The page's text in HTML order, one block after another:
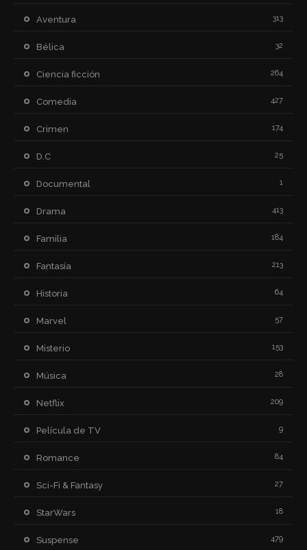
Aventura 313
Bélica 32
Ciencia ficción 264
Comedia 427
Crimen 174
D.C 25
Documental 1
Drama 413
Familia 184
Fantasía 213
Historia 64
Marvel 57
Misterio 153
Música 28
Netflix 209
Película de TV 9
Romance 84
Sci-Fi & Fantasy 27
StarWars 18
Suspense 479